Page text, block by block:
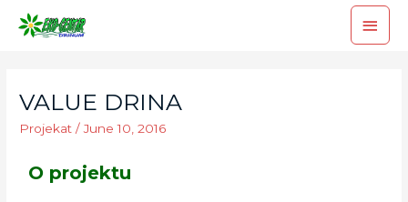
VALUE DRINA
Projekat /June 10, 2016
O projektu